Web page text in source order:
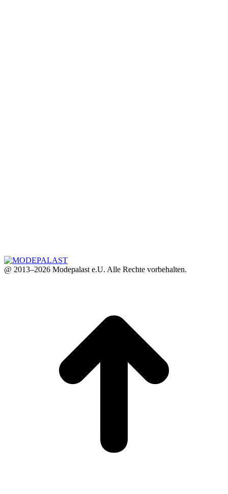
@ 2013–2026 Modepalast e.U. Alle Rechte vorbehalten.